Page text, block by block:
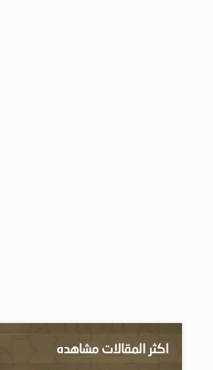
اكثر المقالات مشاهده